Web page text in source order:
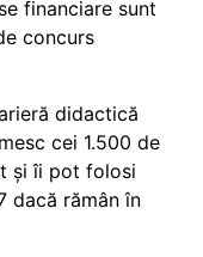
financiare sunt
concurs
didactică
cei 1.500 de
și îi pot folosi
dacă rămân în